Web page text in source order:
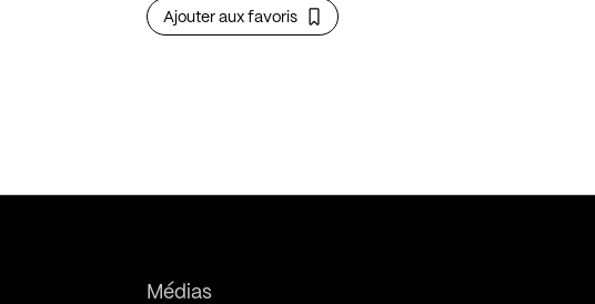
Ajouter aux favoris
Médias